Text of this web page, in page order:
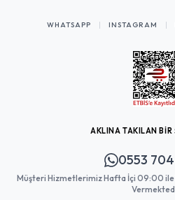
WHATSAPP INSTAGRAM
AKLINA TAKILAN BİR
0553
Müşteri Hizmetlerimiz Hafta İçi 09:00 ile